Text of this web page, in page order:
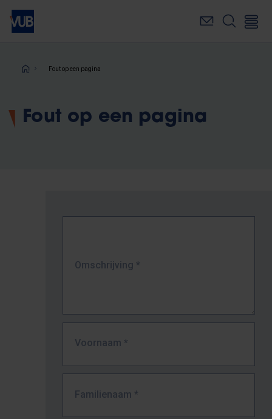
Overslaan
naar
inhoudKruimelpad
Fout op een pagina
Fout op een pagina
Omschrijving *
Voornaam *
Familienaam *